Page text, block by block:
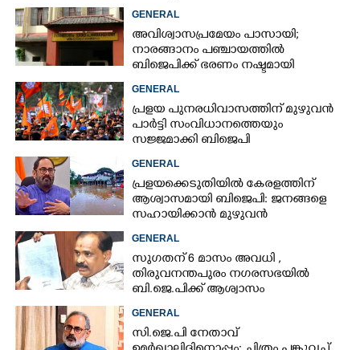
ബാധിച്ചേക്കാം
GENERAL
അവിശ്വാസപ്രമേയം പാസായി;
നാരങ്ങാനം പഞ്ചായത്തിൽ
ബിജെപിക്ക് ഭരണം നഷ്ടമായി
GENERAL
പ്രളയ പുനരധിവാസത്തിന് മുഴുവൻ
പാർട്ടി സംവിധാനത്തെയും
സജ്ജമാക്കി ബിജെപി
GENERAL
പ്രളയക്കെടുതിയിൽ കേരളത്തിന്
ആശ്വാസമായി ബിജെപി: ജനങ്ങളെ
സഹായിക്കാൻ മുഴുവൻ
പാർട്ടി
GENERAL
സുഗതന് 6 മാസം അവധി ,​
തിരുവനന്തപുരം നഗരസഭയിൽ
ബി.ജെ.പിക്ക് ആശ്വാസം
GENERAL
സി.ജെ.പി നേതാവ്